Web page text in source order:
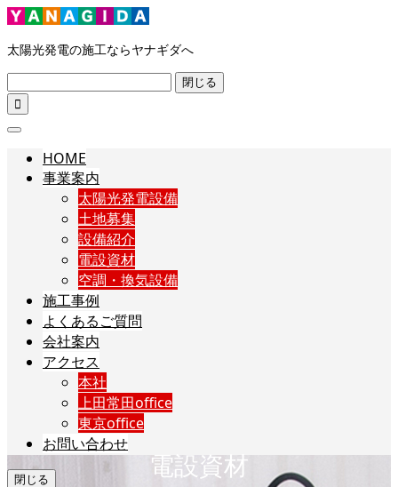
太陽光発電の施工ならヤナギダへ
閉じる

HOME
事業案内
太陽光発電設備
土地募集
設備紹介
電設資材
空調・換気設備
施工事例
よくあるご質問
会社案内
アクセス
本社
上田常田office
東京office
お問い合わせ
閉じる 電設資材